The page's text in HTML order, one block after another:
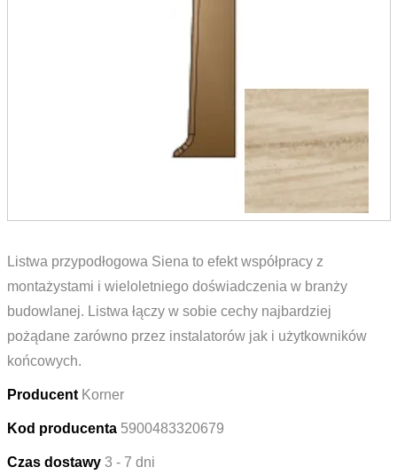
Listwa przypodłogowa Siena to efekt współpracy z
montażystami i wieloletniego doświadczenia w branży
budowlanej. Listwa łączy w sobie cechy najbardziej
pożądane zarówno przez instalatorów jak i użytkowników
końcowych.
Producent Korner
Kod producenta 5900483320679
Czas dostawy 3 - 7 dni